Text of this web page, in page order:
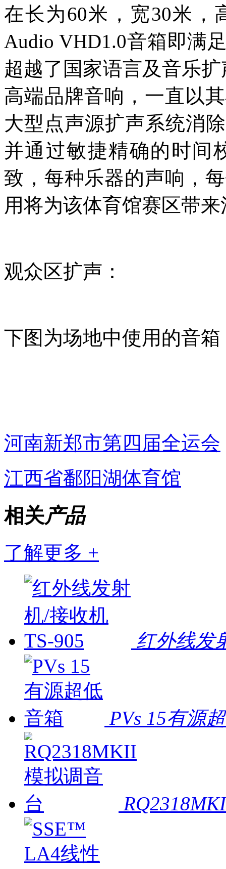
在长为60米，宽30米，
Audio VHD1.0音箱即满
超越了国家语言及音乐
高端品牌音响，一直以
大型点声源扩声系统消
并通过敏捷精确的时间
致，每种乐器的声响，
用将为该体育馆赛区带
观众区扩声：
下图为场地中使用的音箱
河南新郑市第四届全运会
江西省鄱阳湖体育馆
相关产品
了解更多 +
红外线发
PVs 15有源